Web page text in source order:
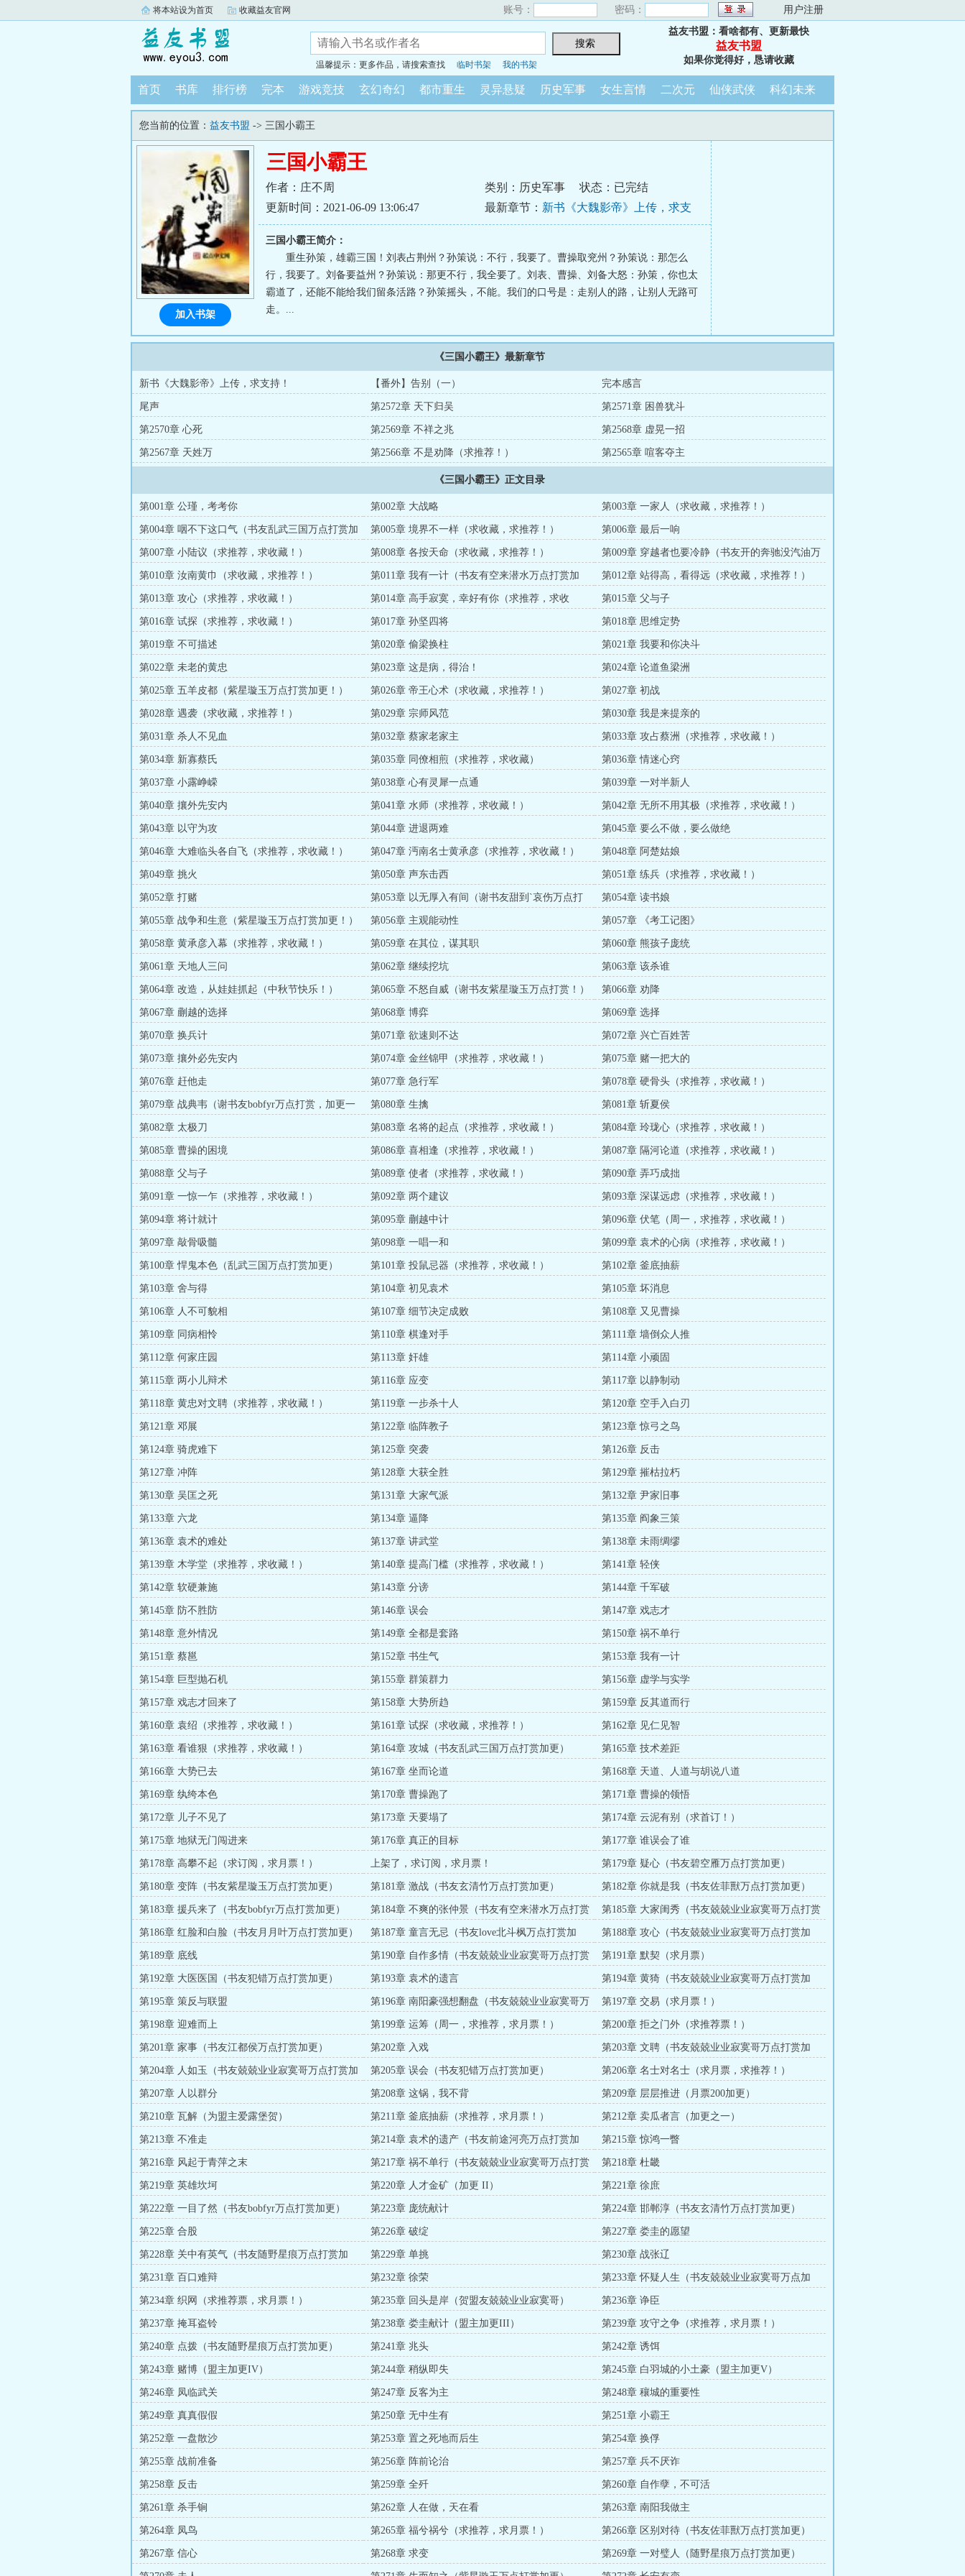
将本站设为首页 收藏益友官网 账号： 密码： 用户注册
温馨提示：更多作品，请搜索查找 临时书架 我的书架
益友书盟：看啥都有、更新最快
益友书盟
如果你觉得好，恳请收藏
首页 书库 排行榜 完本 游戏竞技 玄幻奇幻 都市重生 灵异悬疑 历史军事 女生言情 二次元 仙侠武侠 科幻未来
您当前的位置： 益友书盟 -> 三国小霸王
三国小霸王
作者：庄不周 类别：历史军事
状态：已完结
更新时间：2021-06-09 13:06:47
最新章节： 新书《大魏影帝》上传，求支
持！
三国小霸王简介：
重生孙策，雄霸三国！刘表占荆州？孙策说：不行，我要了。曹操取兖州？孙策说：那怎么
行，我要了。刘备要益州？孙策说：那更不行，我全要了。刘表、曹操、刘备大怒：孙策，你也太
霸道了，还能不能给我们留条活路？孙策摇头，不能。我们的口号是：走别人的路，让别人无路可
走。...
加入书架
《三国小霸王》最新章节
新书《大魏影帝》上传，求支持！ 【番外】告别（一） 完本感言
尾声 第2572章 天下归吴 第2571章 困兽犹斗
第2570章 心死 第2569章 不祥之兆 第2568章 虚晃一招
第2567章 天姓万 第2566章 不是劝降（求推荐！） 第2565章 喧客夺主
《三国小霸王》正文目录
第001章 公瑾，考考你 第002章 大战略 第003章 一家人（求收藏，求推荐！）
第004章 咽不下这口气（书友乱武三国万点打赏加
更）
第005章 境界不一样（求收藏，求推荐！） 第006章 最后一响
第007章 小陆议（求推荐，求收藏！） 第008章 各按天命（求收藏，求推荐！）
第009章 穿越者也要冷静（书友开的奔驰没汽油万
点打赏加更）
第010章 汝南黄巾（求收藏，求推荐！）
第011章 我有一计（书友有空来潜水万点打赏加
更）
第012章 站得高，看得远（求收藏，求推荐！）
第013章 攻心（求推荐，求收藏！）
第014章 高手寂寞，幸好有你（求推荐，求收
藏！）
第015章 父与子
第016章 试探（求推荐，求收藏！） 第017章 孙坚四将 第018章 思维定势
第019章 不可描述 第020章 偷梁换柱 第021章 我要和你决斗
第022章 未老的黄忠 第023章 这是病，得治！ 第024章 论道鱼梁洲
第025章 五羊皮都（紫星璇玉万点打赏加更！） 第026章 帝王心术（求收藏，求推荐！） 第027章 初战
第028章 遇袭（求收藏，求推荐！） 第029章 宗师风范 第030章 我是来提亲的
第031章 杀人不见血 第032章 蔡家老家主 第033章 攻占蔡洲（求推荐，求收藏！）
第034章 新寡蔡氏 第035章 同僚相煎（求推荐，求收藏） 第036章 情迷心窍
第037章 小露峥嵘 第038章 心有灵犀一点通 第039章 一对半新人
第040章 攘外先安内 第041章 水师（求推荐，求收藏！） 第042章 无所不用其极（求推荐，求收藏！）
第043章 以守为攻 第044章 进退两难 第045章 要么不做，要么做绝
第046章 大难临头各自飞（求推荐，求收藏！） 第047章 沔南名士黄承彦（求推荐，求收藏！） 第048章 阿楚姑娘
第049章 挑火 第050章 声东击西 第051章 练兵（求推荐，求收藏！）
第052章 打赌
第053章 以无厚入有间（谢书友甜到`哀伤万点打
赏）
第054章 读书娘
第055章 战争和生意（紫星璇玉万点打赏加更！） 第056章 主观能动性 第057章 《考工记图》
第058章 黄承彦入幕（求推荐，求收藏！） 第059章 在其位，谋其职 第060章 熊孩子庞统
第061章 天地人三问 第062章 继续挖坑 第063章 该杀谁
第064章 改造，从娃娃抓起（中秋节快乐！） 第065章 不怒自威（谢书友紫星璇玉万点打赏！） 第066章 劝降
第067章 蒯越的选择 第068章 博弈 第069章 选择
第070章 换兵计 第071章 欲速则不达 第072章 兴亡百姓苦
第073章 攘外必先安内 第074章 金丝锦甲（求推荐，求收藏！） 第075章 赌一把大的
第076章 赶他走 第077章 急行军 第078章 硬骨头（求推荐，求收藏！）
第079章 战典韦（谢书友bobfyr万点打赏，加更一
章）
第080章 生擒 第081章 斩夏侯
第082章 太极刀 第083章 名将的起点（求推荐，求收藏！） 第084章 玲珑心（求推荐，求收藏！）
第085章 曹操的困境 第086章 喜相逢（求推荐，求收藏！） 第087章 隔河论道（求推荐，求收藏！）
第088章 父与子 第089章 使者（求推荐，求收藏！） 第090章 弄巧成拙
第091章 一惊一乍（求推荐，求收藏！） 第092章 两个建议 第093章 深谋远虑（求推荐，求收藏！）
第094章 将计就计 第095章 蒯越中计 第096章 伏笔（周一，求推荐，求收藏！）
第097章 敲骨吸髓 第098章 一唱一和 第099章 袁术的心病（求推荐，求收藏！）
第100章 悍鬼本色（乱武三国万点打赏加更） 第101章 投鼠忌器（求推荐，求收藏！） 第102章 釜底抽薪
第103章 舍与得 第104章 初见袁术 第105章 坏消息
第106章 人不可貌相 第107章 细节决定成败 第108章 又见曹操
第109章 同病相怜 第110章 棋逢对手 第111章 墙倒众人推
第112章 何家庄园 第113章 奸雄 第114章 小顽固
第115章 两小儿辩术 第116章 应变 第117章 以静制动
第118章 黄忠对文聘（求推荐，求收藏！） 第119章 一步杀十人 第120章 空手入白刃
第121章 邓展 第122章 临阵教子 第123章 惊弓之鸟
第124章 骑虎难下 第125章 突袭 第126章 反击
第127章 冲阵 第128章 大获全胜 第129章 摧枯拉朽
第130章 吴匡之死 第131章 大家气派 第132章 尹家旧事
第133章 六龙 第134章 逼降 第135章 阎象三策
第136章 袁术的难处 第137章 讲武堂 第138章 未雨绸缪
第139章 木学堂（求推荐，求收藏！） 第140章 提高门槛（求推荐，求收藏！） 第141章 轻侠
第142章 软硬兼施 第143章 分谤 第144章 千军破
第145章 防不胜防 第146章 误会 第147章 戏志才
第148章 意外情况 第149章 全都是套路 第150章 祸不单行
第151章 蔡邕 第152章 书生气 第153章 我有一计
第154章 巨型抛石机 第155章 群策群力 第156章 虚学与实学
第157章 戏志才回来了 第158章 大势所趋 第159章 反其道而行
第160章 袁绍（求推荐，求收藏！） 第161章 试探（求收藏，求推荐！） 第162章 见仁见智
第163章 看谁狠（求推荐，求收藏！） 第164章 攻城（书友乱武三国万点打赏加更） 第165章 技术差距
第166章 大势已去 第167章 坐而论道 第168章 天道、人道与胡说八道
第169章 纨绔本色 第170章 曹操跑了 第171章 曹操的领悟
第172章 儿子不见了 第173章 天要塌了 第174章 云泥有别（求首订！）
第175章 地狱无门闯进来 第176章 真正的目标 第177章 谁误会了谁
第178章 高攀不起（求订阅，求月票！） 上架了，求订阅，求月票！ 第179章 疑心（书友碧空雁万点打赏加更）
第180章 变阵（书友紫星璇玉万点打赏加更） 第181章 激战（书友玄清竹万点打赏加更） 第182章 你就是我（书友佐菲獸万点打赏加更）
第183章 援兵来了（书友bobfyr万点打赏加更）
第184章 不爽的张仲景（书友有空来潜水万点打赏
加更）
第185章 大家闺秀（书友兢兢业业寂寞哥万点打赏
加更）
第186章 红脸和白脸（书友月月叶万点打赏加更）
第187章 童言无忌（书友love北斗枫万点打赏加
更）
第188章 攻心（书友兢兢业业寂寞哥万点打赏加
更）
第189章 底线
第190章 自作多情（书友兢兢业业寂寞哥万点打赏
加更）
第191章 默契（求月票）
第192章 大医医国（书友犯错万点打赏加更） 第193章 袁术的遗言
第194章 黄猗（书友兢兢业业寂寞哥万点打赏加
更）
第195章 策反与联盟
第196章 南阳豪强想翻盘（书友兢兢业业寂寞哥万
点打赏加更）
第197章 交易（求月票！）
第198章 迎难而上 第199章 运筹（周一，求推荐，求月票！） 第200章 拒之门外（求推荐票！）
第201章 家事（书友江都侯万点打赏加更） 第202章 入戏
第203章 文聘（书友兢兢业业寂寞哥万点打赏加
更）
第204章 人如玉（书友兢兢业业寂寞哥万点打赏加
更）
第205章 误会（书友犯错万点打赏加更） 第206章 名士对名士（求月票，求推荐！）
第207章 人以群分 第208章 这锅，我不背 第209章 层层推进（月票200加更）
第210章 瓦解（为盟主爱露堡贺） 第211章 釜底抽薪（求推荐，求月票！） 第212章 卖瓜者言（加更之一）
第213章 不准走
第214章 袁术的遗产（书友前途河亮万点打赏加
更）
第215章 惊鸿一瞥
第216章 风起于青萍之末
第217章 祸不单行（书友兢兢业业寂寞哥万点打赏
加更）
第218章 杜畿
第219章 英雄坎坷 第220章 人才金矿（加更 II） 第221章 徐庶
第222章 一目了然（书友bobfyr万点打赏加更） 第223章 庞统献计 第224章 邯郸淳（书友玄清竹万点打赏加更）
第225章 合股 第226章 破绽 第227章 娄圭的愿望
第228章 关中有英气（书友随野星痕万点打赏加
更）
第229章 单挑 第230章 战张辽
第231章 百口难辩 第232章 徐荣
第233章 怀疑人生（书友兢兢业业寂寞哥万点加
更）
第234章 织网（求推荐票，求月票！） 第235章 回头是岸（贺盟友兢兢业业寂寞哥） 第236章 诤臣
第237章 掩耳盗铃 第238章 娄圭献计（盟主加更III） 第239章 攻守之争（求推荐，求月票！）
第240章 点拨（书友随野星痕万点打赏加更） 第241章 兆头 第242章 诱饵
第243章 赌博（盟主加更IV） 第244章 稍纵即失 第245章 白羽城的小土豪（盟主加更V）
第246章 凤临武关 第247章 反客为主 第248章 穰城的重要性
第249章 真真假假 第250章 无中生有 第251章 小霸王
第252章 一盘散沙 第253章 置之死地而后生 第254章 换俘
第255章 战前准备 第256章 阵前论治 第257章 兵不厌诈
第258章 反击 第259章 全歼 第260章 自作孽，不可活
第261章 杀手锏 第262章 人在做，天在看 第263章 南阳我做主
第264章 凤鸟 第265章 福兮祸兮（求推荐，求月票！） 第266章 区别对待（书友佐菲獸万点打赏加更）
第267章 信心 第268章 求变 第269章 一对璧人（随野星痕万点打赏加更）